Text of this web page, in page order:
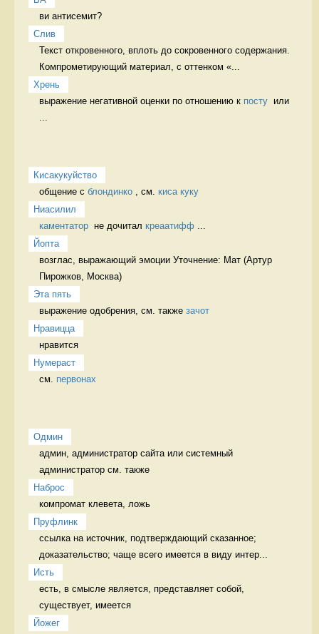
ви антисемит?
Слив
Текст откровенного, вплоть до сокровенного содержания.
Компрометирующий материал, с оттенком «...
Хрень
выражение негативной оценки по отношению к посту
  или
Кисакукуйство
общение с блондинко , см. киса куку
Ниасилил
каментатор
  не дочитал
креаатифф
Йопта
возглас, выражающий эмоции Уточнение: Мат (Артур
Эта пять
выражение одобрения, см. также зачот
Нравицца
нравится
Нумераст
см. первонах
Одмин
админ, администратор сайта или системный
администратор см. также
Наброс
Пруфлинк
ссылка на источник, подтверждающий сказанное;
доказательство; чаще всего имеется в виду интер...
Исть
есть, в смысле является, представляет собой,
существует, имеется
Йожег